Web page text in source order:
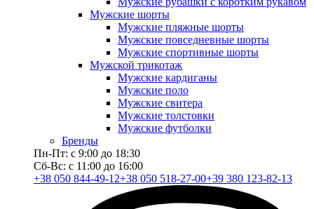
Мужские шорты
Мужские пляжные шорты
Мужские повседневные шорты
Мужские спортивные шорты
Мужской трикотаж
Мужские кардиганы
Мужские поло
Мужские свитера
Мужские толстовки
Мужские футболки
Бренды
Пн-Пт: с 9:00 до 18:30
Сб-Вс: с 11:00 до 16:00
+38 050 844-49-12+38 050 518-27-00+39 380 123-82-13